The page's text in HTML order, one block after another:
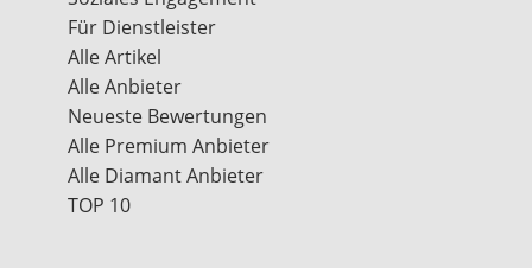
Für Dienstleister
Alle Artikel
Alle Anbieter
Neueste Bewertungen
Alle Premium Anbieter
Alle Diamant Anbieter
TOP 10